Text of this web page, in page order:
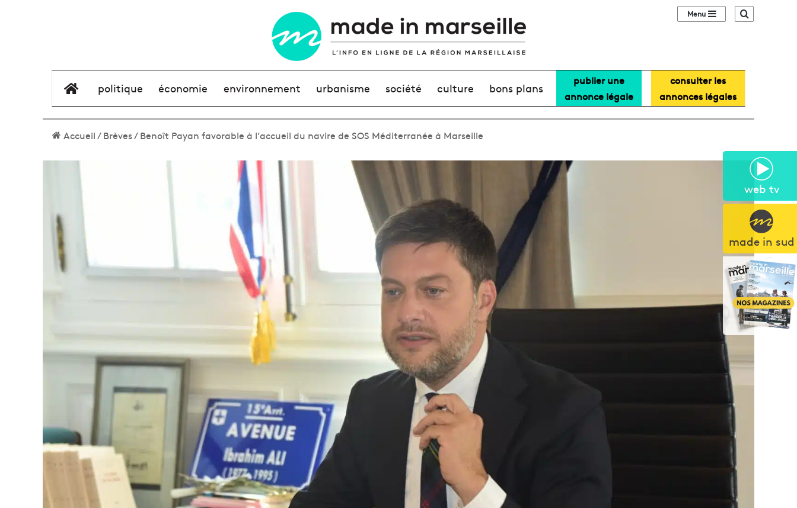
web tv
made in sud
Sidebar (barre
élément de menu
politique économie environnement urbanisme société culture bons plans
publier une
annonce légale
consulter les
annonces légales
Accueil/Brèves/Benoît Payan favorable à l’accueil du navire de SOS Méditerranée à Marseille